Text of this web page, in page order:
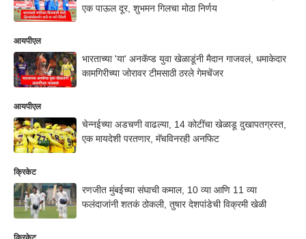
एक पाऊल दूर, शुभमन गिलचा मोठा निर्णय
आयपीएल
भारताच्या 'या' अनकॅप्ड युवा खेळाडूंनी मैदान गाजवलं, धमाकेदार
कामगिरीच्या जोरावर टीमसाठी ठरले गेमचेंजर
आयपीएल
चेन्नईच्या अडचणी वाढल्या, 14 कोटींचा खेळाडू दुखापतग्रस्त,
एक मायदेशी परतणार, मॅचविनरही अनफिट
क्रिकेट
रणजीत मुंबईच्या संघाची कमाल, 10 व्या आणि 11 व्या
फलंदाजांनी शतकं ठोकली, तुषार देशपांडेची विक्रमी खेळी